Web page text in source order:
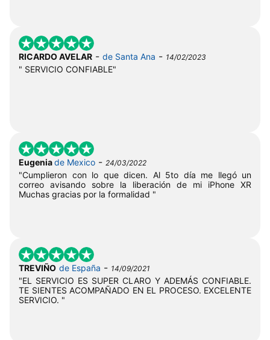
RICARDO AVELAR - de Santa Ana - 14/02/2023
" SERVICIO CONFIABLE"
Eugeniade Mexico - 24/03/2022
"Cumplieron con lo que dicen. Al 5to día me llegó un
correo avisando sobre la liberación de mi iPhone XR
Muchas gracias por la formalidad "
TREVIÑO de España - 14/09/2021
"EL SERVICIO ES SUPER CLARO Y ADEMÁS CONFIABLE.
TE SIENTES ACOMPAÑADO EN EL PROCESO. EXCELENTE
SERVICIO. "